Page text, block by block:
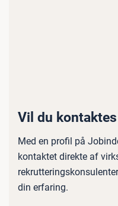
Vil du
Med en profil på
kontaktet direkte af
din erfaring.